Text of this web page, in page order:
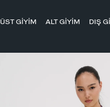
ÜST GİYİM ALT GİYİM DIŞ